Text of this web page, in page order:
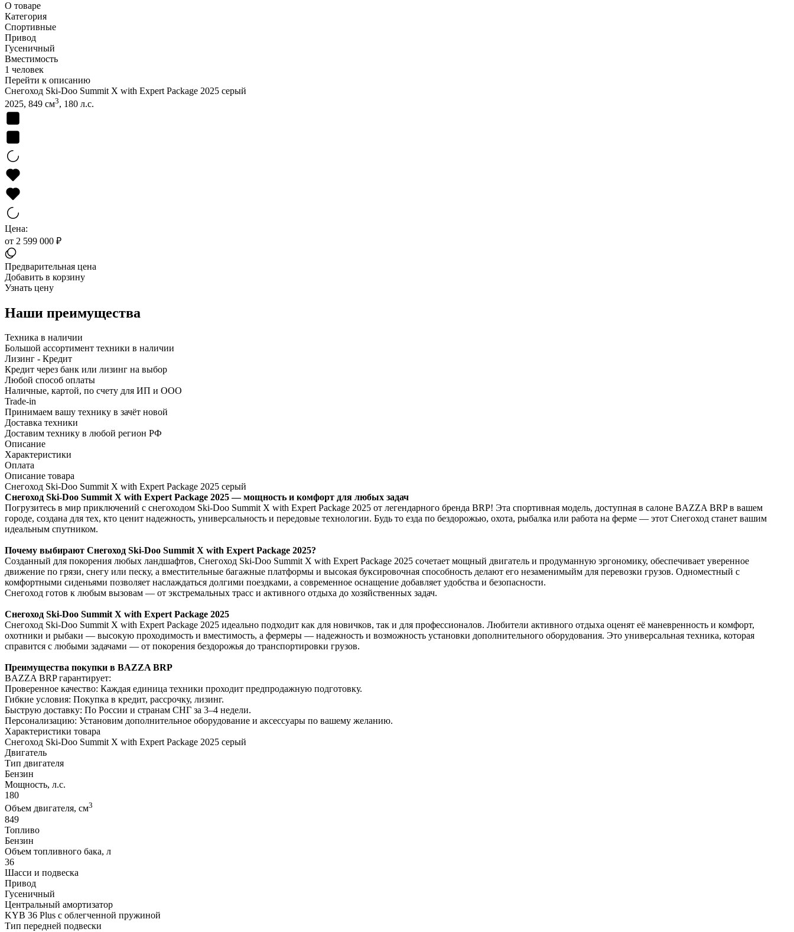
О товаре
Категория
Спортивные
Привод
Гусеничный
Вместимость
1 человек
Перейти к описанию
Снегоход Ski-Doo Summit X with Expert Package 2025 серый
2025, 849 см3, 180 л.с.
Цена:
от 2 599 000 ₽
Предварительная цена
Добавить в корзину
Узнать цену
Наши преимущества
Техника в наличии
Большой ассортимент техники в наличии
Лизинг - Кредит
Кредит через банк или лизинг на выбор
Любой способ оплаты
Наличные, картой, по счету для ИП и ООО
Trade-in
Принимаем вашу технику в зачёт новой
Доставка техники
Доставим технику в любой регион РФ
Описание
Характеристики
Оплата
Описание товара
Снегоход Ski-Doo Summit X with Expert Package 2025 серый
Снегоход Ski-Doo Summit X with Expert Package 2025 — мощность и комфорт для любых задач
Погрузитесь в мир приключений с снегоходом Ski-Doo Summit X with Expert Package 2025 от легендарного бренда BRP! Эта спортивная модель, доступная в салоне BAZZA BRP в вашем
городе, создана для тех, кто ценит надежность, универсальность и передовые технологии. Будь то езда по бездорожью, охота, рыбалка или работа на ферме — этот Снегоход станет вашим
идеальным спутником.
Почему выбирают Снегоход Ski-Doo Summit X with Expert Package 2025?
Созданный для покорения любых ландшафтов, Снегоход Ski-Doo Summit X with Expert Package 2025 сочетает мощный двигатель и продуманную эргономику, обеспечивает уверенное
движение по грязи, снегу или песку, а вместительные багажные платформы и высокая буксировочная способность делают его незаменимыйм для перевозки грузов. Одноместный с
комфортными сиденьями позволяет наслаждаться долгими поездками, а современное оснащение добавляет удобства и безопасности.
Снегоход готов к любым вызовам — от экстремальных трасс и активного отдыха до хозяйственных задач.
Снегоход Ski-Doo Summit X with Expert Package 2025
Снегоход Ski-Doo Summit X with Expert Package 2025 идеально подходит как для новичков, так и для профессионалов. Любители активного отдыха оценят её маневренность и комфорт,
охотники и рыбаки — высокую проходимость и вместимость, а фермеры — надежность и возможность установки дополнительного оборудования. Это универсальная техника, которая
справится с любыми задачами — от покорения бездорожья до транспортировки грузов.
Преимущества покупки в BAZZA BRP
BAZZA BRP гарантирует:
Проверенное качество: Каждая единица техники проходит предпродажную подготовку.
Гибкие условия: Покупка в кредит, рассрочку, лизинг.
Быструю доставку: По России и странам СНГ за 3–4 недели.
Персонализацию: Установим дополнительное оборудование и аксессуары по вашему желанию.
Характеристики товара
Снегоход Ski-Doo Summit X with Expert Package 2025 серый
Двигатель
Тип двигателя
Бензин
Мощность, л.с.
180
Объем двигателя, см3
849
Топливо
Бензин
Объем топливного бака, л
36
Шасси и подвеска
Привод
Гусеничный
Центральный амортизатор
KYB 36 Plus с облегченной пружиной
Тип передней подвески